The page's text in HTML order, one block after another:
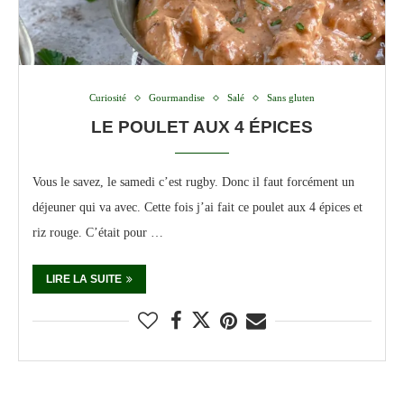
Curiosité Gourmandise Salé Sans gluten
LE POULET AUX 4 ÉPICES
Vous le savez, le samedi c’est rugby. Donc il faut forcément un
déjeuner qui va avec. Cette fois j’ai fait ce poulet aux 4 épices et
riz rouge. C’était pour …
LIRE LA SUITE